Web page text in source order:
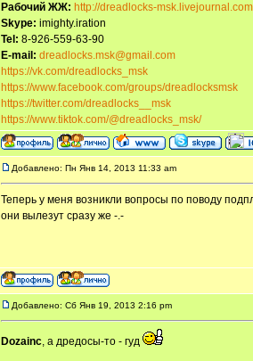
Рабочий ЖЖ: http://dreadlocks-
Skype: imighty.iration
Tel: 8-926-559-63-90
E-mail: dreadlocks.msk@gmail.com
https://vk.com/dreadlocks_msk
https://www.facebook.com/groups/dreadlocksmsk
https://twitter.com/dreadlocks__msk
https://www.tiktok.com/@dreadlocks_msk/
Добавлено: Пн Янв 14, 2013 11:33 am
Теперь у меня возникли вопросы по поводу
они вылезут сразу же -.-
Добавлено: Сб Янв 19, 2013 2:16 pm
Dozainc, а дредосы-то - гуд